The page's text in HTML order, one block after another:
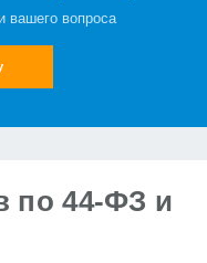
вопроса
по 44-ФЗ и